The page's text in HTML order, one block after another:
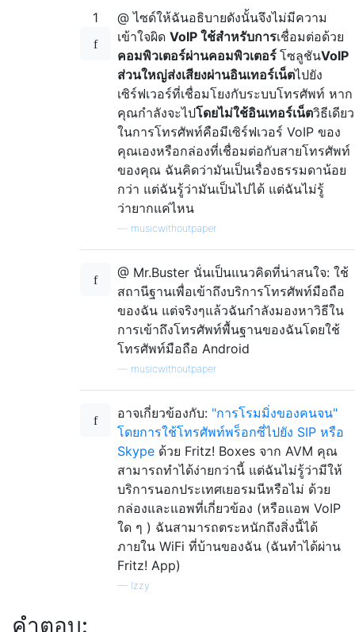
1
@ ไซด์ให้ฉันอธิบายดังนั้นจึงไม่มีความ
เข้าใจผิด VoIP ใช้สำหรับการเชื่อมต่อด้วย
คอมพิวเตอร์ผ่านคอมพิวเตอร์ โซลูชันVoIP
ส่วนใหญ่ส่งเสียงผ่านอินเทอร์เน็ตไปยัง
เซิร์ฟเวอร์ที่เชื่อมโยงกับระบบโทรศัพท์ หาก
คุณกำลังจะไปโดยไม่ใช้อินเทอร์เน็ตวิธีเดียว
ในการโทรศัพท์คือมีเซิร์ฟเวอร์ VoIP ของ
คุณเองหรือกล่องที่เชื่อมต่อกับสายโทรศัพท์
ของคุณ ฉันคิดว่ามันเป็นเรื่องธรรมดาน้อย
กว่า แต่ฉันรู้ว่ามันเป็นไปได้ แต่ฉันไม่รู้
ว่ายากแค่ไหน
musicwithoutpaper
@ Mr.Buster นั่นเป็นแนวคิดที่น่าสนใจ: ใช้
สถานีฐานเพื่อเข้าถึงบริการโทรศัพท์มือถือ
ของฉัน แต่จริงๆแล้วฉันกำลังมองหาวิธีใน
การเข้าถึงโทรศัพท์พื้นฐานของฉันโดยใช้
โทรศัพท์มือถือ Android
musicwithoutpaper
อาจเกี่ยวข้องกับ: "การโรมมิ่งของคนจน"
โดยการใช้โทรศัพท์พร็อกซี่ไปยัง SIP หรือ
Skype ด้วย Fritz! Boxes จาก AVM คุณ
สามารถทำได้ง่ายกว่านี้ แต่ฉันไม่รู้ว่ามีให้
บริการนอกประเทศเยอรมนีหรือไม่ ด้วย
กล่องและแอพที่เกี่ยวข้อง (หรือแอพ VoIP
ใด ๆ ) ฉันสามารถตระหนักถึงสิ่งนี้ได้
ภายใน WiFi ที่บ้านของฉัน (ฉันทำได้ผ่าน
Fritz! App)
— Izzy
คำตอบ: